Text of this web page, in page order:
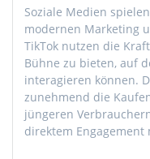
Soziale Medien
modernen Marketing
TikTok nutzen die
Bühne zu bieten, auf
interagieren können.
zunehmend die
jüngeren
direktem